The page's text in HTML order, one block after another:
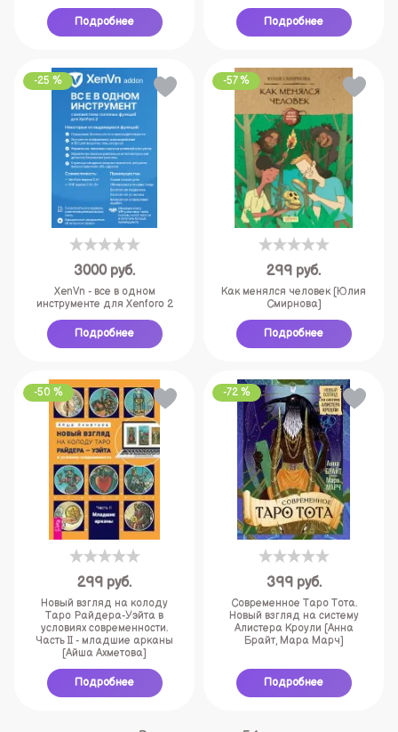
Подробнее Подробнее
-25 %
3000 руб.
XenVn - все в одном
инструменте для Xenforo 2
Подробнее
-57 %
299 руб.
Как менялся человек [Юлия
Смирнова]
Подробнее
-50 %
299 руб.
Новый взгляд на колоду
Таро Райдера-Уэйта в
условиях современности.
Часть II - младшие арканы
[Айша Ахметова]
Подробнее
-72 %
399 руб.
Современное Таро Тота.
Новый взгляд на систему
Алистера Кроули [Анна
Брайт, Мара Марч]
Подробнее